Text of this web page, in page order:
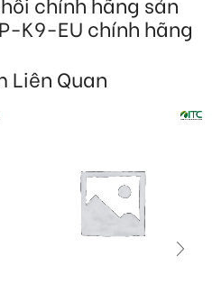
K9-EU chính hãng
Liên Quan